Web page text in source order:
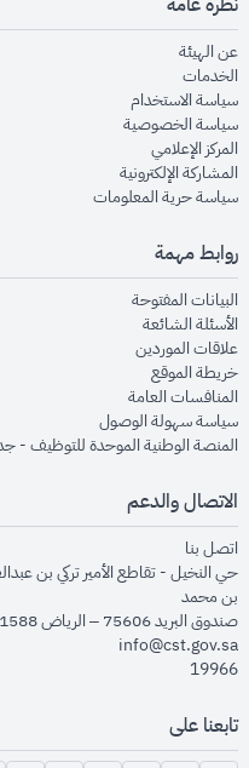
عن الهيئةopens in new window
الخدماتopens in new window
سياسة الاستخدام
سياسة الخصوصيةin new window
المركز الإعلاميopens in new window
المشاركة الإلكترونيةin new window
سياسة حرية المعلوماتnew window
روابط مهمة
البيانات المفتوحةin new window
الأسئلة الشائعةin new window
علاقات الموردينin new window
خريطة الموقعopens in new window
المنافسات العامةin new window
سياسة سهولة الوصولnew window
المنصة الوطنية الموحدة للتوظيف -
الاتصال والدعم
اتصل بنا
حي النخيل - تقاطع الأمير تركي بن
بن محمد
صندوق البريد 75606 – الرياض 11588
info@cst.gov.sa
19966
تابعنا على